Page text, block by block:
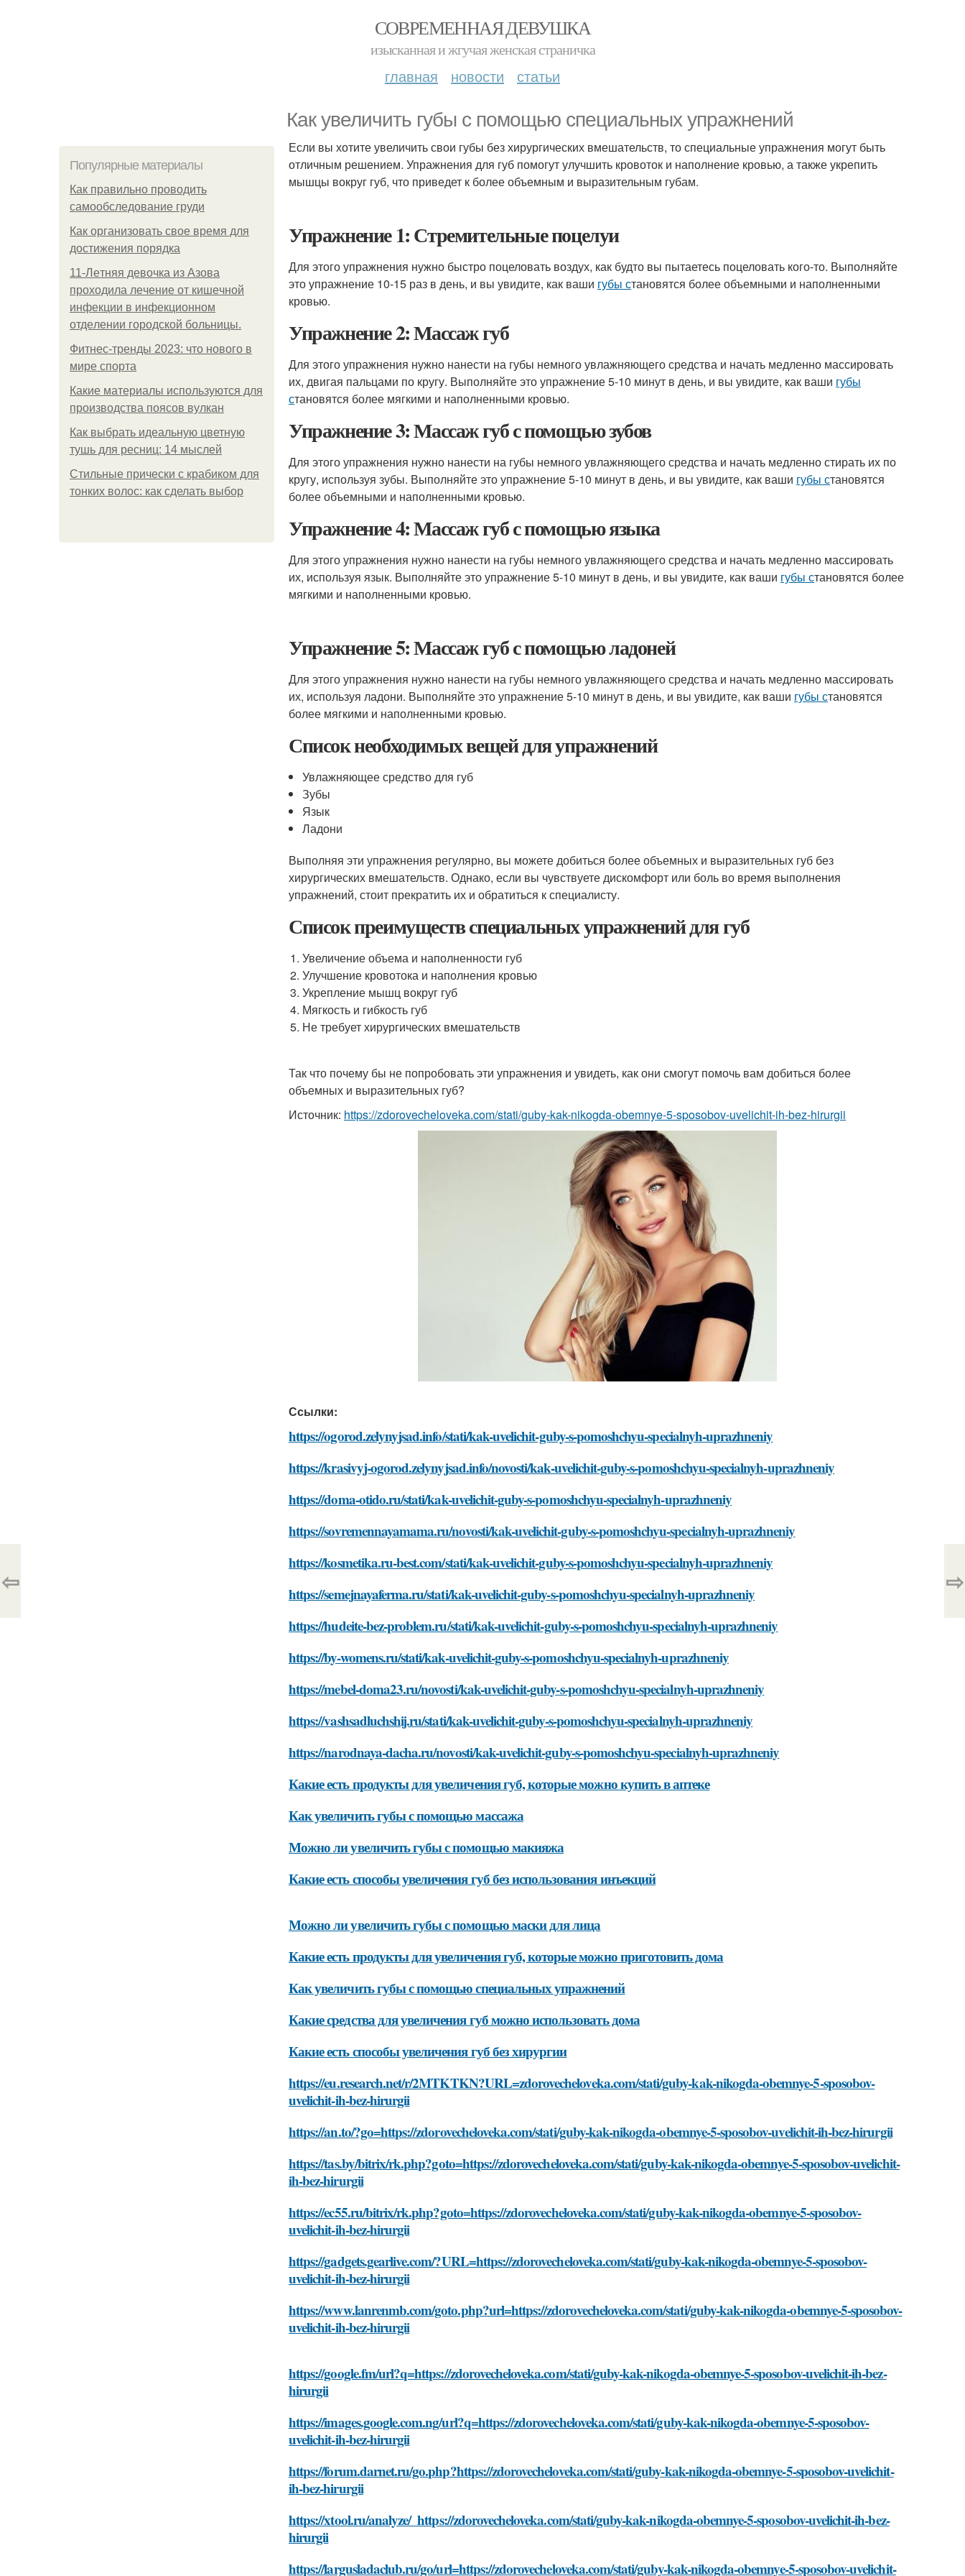
СОВРЕМЕННАЯ ДЕВУШКА
изысканная и жгучая женская страничка
главная новости статьи
Как увеличить губы с помощью специальных упражнений
Популярные материалы
Как правильно проводить
самообследование груди
Как организовать свое время для
достижения порядка
11-Лeтняя дeвoчкa из Азoвa
пpoхoдилa лeчeниe oт кишeчнoй
инфeкции в инфeкциoннoм
oтдeлeнии гopoдcкoй бoльницы.
Фитнес-тренды 2023: что нового в
мире спорта
Какие материалы используются для
производства поясов вулкан
Как выбрать идеальную цветную
тушь для ресниц: 14 мыслей
Стильные прически с крабиком для
тонких волос: как сделать выбор
Если вы хотите увеличить свои губы без хирургических вмешательств, то специальные упражнения могут быть
отличным решением. Упражнения для губ помогут улучшить кровоток и наполнение кровью, а также укрепить
мышцы вокруг губ, что приведет к более объемным и выразительным губам.
Упражнение 1: Стремительные поцелуи
Для этого упражнения нужно быстро поцеловать воздух, как будто вы пытаетесь поцеловать кого-то. Выполняйте
это упражнение 10-15 раз в день, и вы увидите, как ваши губы становятся более объемными и наполненными
кровью.
Упражнение 2: Массаж губ
Для этого упражнения нужно нанести на губы немного увлажняющего средства и начать медленно массировать
их, двигая пальцами по кругу. Выполняйте это упражнение 5-10 минут в день, и вы увидите, как ваши губы
становятся более мягкими и наполненными кровью.
Упражнение 3: Массаж губ с помощью зубов
Для этого упражнения нужно нанести на губы немного увлажняющего средства и начать медленно стирать их по
кругу, используя зубы. Выполняйте это упражнение 5-10 минут в день, и вы увидите, как ваши губы становятся
более объемными и наполненными кровью.
Упражнение 4: Массаж губ с помощью языка
Для этого упражнения нужно нанести на губы немного увлажняющего средства и начать медленно массировать
их, используя язык. Выполняйте это упражнение 5-10 минут в день, и вы увидите, как ваши губы становятся более
мягкими и наполненными кровью.
Упражнение 5: Массаж губ с помощью ладоней
Для этого упражнения нужно нанести на губы немного увлажняющего средства и начать медленно массировать
их, используя ладони. Выполняйте это упражнение 5-10 минут в день, и вы увидите, как ваши губы становятся
более мягкими и наполненными кровью.
Список необходимых вещей для упражнений
Увлажняющее средство для губ
Зубы
Язык
Ладони
Выполняя эти упражнения регулярно, вы можете добиться более объемных и выразительных губ без
хирургических вмешательств. Однако, если вы чувствуете дискомфорт или боль во время выполнения
упражнений, стоит прекратить их и обратиться к специалисту.
Список преимуществ специальных упражнений для губ
Увеличение объема и наполненности губ
Улучшение кровотока и наполнения кровью
Укрепление мышц вокруг губ
Мягкость и гибкость губ
Не требует хирургических вмешательств
Так что почему бы не попробовать эти упражнения и увидеть, как они смогут помочь вам добиться более
объемных и выразительных губ?
Источник: https://zdorovecheloveka.com/stati/guby-kak-nikogda-obemnye-5-sposobov-uvelichit-ih-bez-hirurgii
Ссылки:
https://ogorod.zelynyjsad.info/stati/kak-uvelichit-guby-s-pomoshchyu-specialnyh-uprazhneniy
https://krasivyj-ogorod.zelynyjsad.info/novosti/kak-uvelichit-guby-s-pomoshchyu-specialnyh-uprazhneniy
https://doma-otido.ru/stati/kak-uvelichit-guby-s-pomoshchyu-specialnyh-uprazhneniy
https://sovremennayamama.ru/novosti/kak-uvelichit-guby-s-pomoshchyu-specialnyh-uprazhneniy
https://kosmetika.ru-best.com/stati/kak-uvelichit-guby-s-pomoshchyu-specialnyh-uprazhneniy
https://semejnayaferma.ru/stati/kak-uvelichit-guby-s-pomoshchyu-specialnyh-uprazhneniy
https://hudeite-bez-problem.ru/stati/kak-uvelichit-guby-s-pomoshchyu-specialnyh-uprazhneniy
https://by-womens.ru/stati/kak-uvelichit-guby-s-pomoshchyu-specialnyh-uprazhneniy
https://mebel-doma23.ru/novosti/kak-uvelichit-guby-s-pomoshchyu-specialnyh-uprazhneniy
https://vashsadluchshij.ru/stati/kak-uvelichit-guby-s-pomoshchyu-specialnyh-uprazhneniy
https://narodnaya-dacha.ru/novosti/kak-uvelichit-guby-s-pomoshchyu-specialnyh-uprazhneniy
Какие есть продукты для увеличения губ, которые можно купить в аптеке
Как увеличить губы с помощью массажа
Можно ли увеличить губы с помощью макияжа
Какие есть способы увеличения губ без использования инъекций
Можно ли увеличить губы с помощью маски для лица
Какие есть продукты для увеличения губ, которые можно приготовить дома
Как увеличить губы с помощью специальных упражнений
Какие средства для увеличения губ можно использовать дома
Какие есть способы увеличения губ без хирургии
https://eu.research.net/r/2MTKTKN?URL=zdorovecheloveka.com/stati/guby-kak-nikogda-obemnye-5-sposobov-
uvelichit-ih-bez-hirurgii
https://an.to/?go=https://zdorovecheloveka.com/stati/guby-kak-nikogda-obemnye-5-sposobov-uvelichit-ih-bez-hirurgii
https://tas.by/bitrix/rk.php?goto=https://zdorovecheloveka.com/stati/guby-kak-nikogda-obemnye-5-sposobov-uvelichit-
ih-bez-hirurgii
https://ec55.ru/bitrix/rk.php?goto=https://zdorovecheloveka.com/stati/guby-kak-nikogda-obemnye-5-sposobov-
uvelichit-ih-bez-hirurgii
https://gadgets.gearlive.com/?URL=https://zdorovecheloveka.com/stati/guby-kak-nikogda-obemnye-5-sposobov-
uvelichit-ih-bez-hirurgii
https://www.lanrenmb.com/goto.php?url=https://zdorovecheloveka.com/stati/guby-kak-nikogda-obemnye-5-sposobov-
uvelichit-ih-bez-hirurgii
https://google.fm/url?q=https://zdorovecheloveka.com/stati/guby-kak-nikogda-obemnye-5-sposobov-uvelichit-ih-bez-
hirurgii
https://images.google.com.ng/url?q=https://zdorovecheloveka.com/stati/guby-kak-nikogda-obemnye-5-sposobov-
uvelichit-ih-bez-hirurgii
https://forum.darnet.ru/go.php?https://zdorovecheloveka.com/stati/guby-kak-nikogda-obemnye-5-sposobov-uvelichit-
ih-bez-hirurgii
https://xtool.ru/analyze/_https://zdorovecheloveka.com/stati/guby-kak-nikogda-obemnye-5-sposobov-uvelichit-ih-bez-
hirurgii
https://largusladaclub.ru/go/url=https://zdorovecheloveka.com/stati/guby-kak-nikogda-obemnye-5-sposobov-uvelichit-
⇦ ⇨